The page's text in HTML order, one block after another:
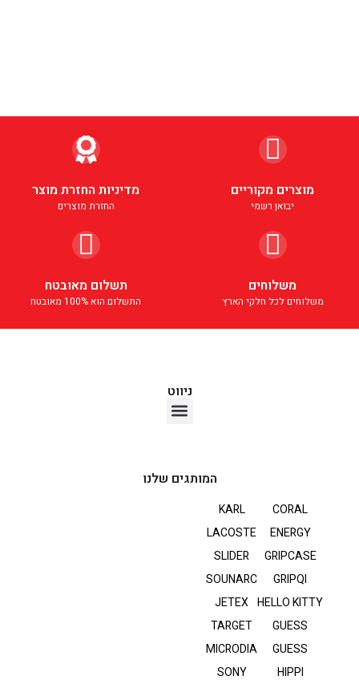
מוצרים מקוריים
יבואן רשמי
מדיניות החזרת מוצר
החזרת מוצרים
משלוחים
משלוחים לכל חלקי הארץ
תשלום מאובטח
התשלום הוא 100% מאובטח
ניווט
המותגים שלנו
CORAL
ENERGY
GRIPCASE
GRIPQI
HELLO KITTY
GUESS
GUESS
HIPPI
KARL
LACOSTE
SLIDER
SOUNARC
JETEX
TARGET
MICRODIA
SONY